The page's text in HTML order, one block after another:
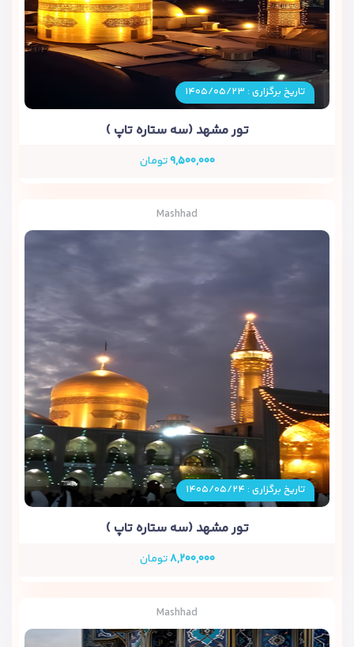
تاریخ برگزاری : ۱۴۰۵/۰۵/۲۳
تور مشهد (سه ستاره تاپ )
۹,۵۰۰,۰۰۰تومان
Mashhad
تاریخ برگزاری : ۱۴۰۵/۰۵/۲۴
تور مشهد (سه ستاره تاپ )
۸,۲۰۰,۰۰۰تومان
Mashhad